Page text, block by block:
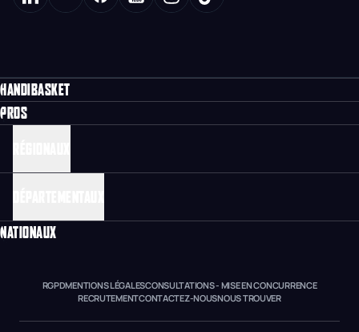
HANDIBASKET
PROS
NATIONAUX
RGPDMENTIONS LÉGALESCONSULTATIONS - MISE EN CONCURRENCE
RECRUTEMENTCONTACTEZ-NOUSNOUS TROUVER